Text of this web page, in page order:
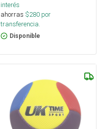
interés
ahorras $280 por
transferencia.
Disponible